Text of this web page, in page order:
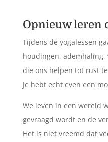
Opnieuw leren
Tijdens de yogalessen
houdingen,
die ons helpen tot rust
Je hebt echt even een
We leven in een wereld
gevraagd wordt en de
Het is niet vreemd dat